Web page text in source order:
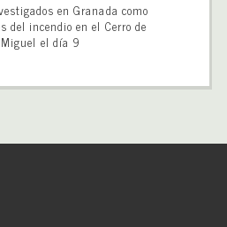
en Granada como
del incendio en el Cerro de
el día 9